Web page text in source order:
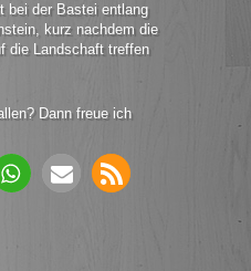
bei der Bastei entlang
kurz nachdem die
die Landschaft treffen
Dann freue ich